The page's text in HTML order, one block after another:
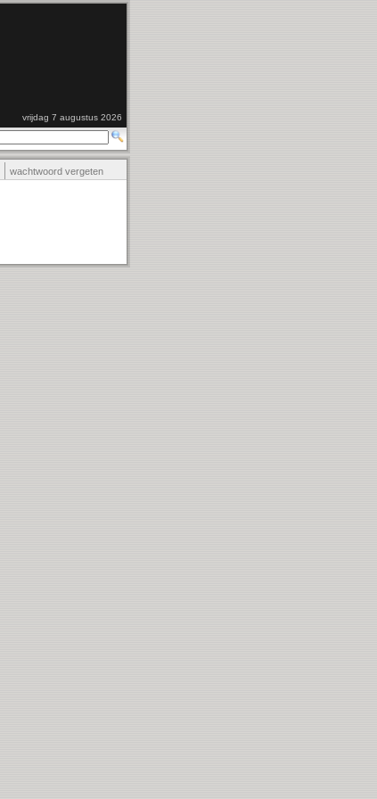
vrijdag 7 augustus 2026
wachtwoord vergeten